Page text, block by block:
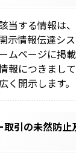
シー
ス
当する情報は
示情報伝達シ
ムページに掲
報につきまし
く開示します。
取引の未然防